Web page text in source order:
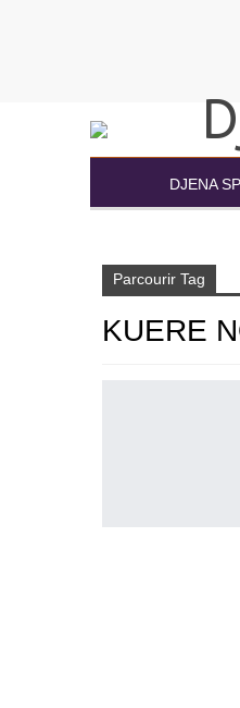
DJENA
Parcourir Tag
KUERE